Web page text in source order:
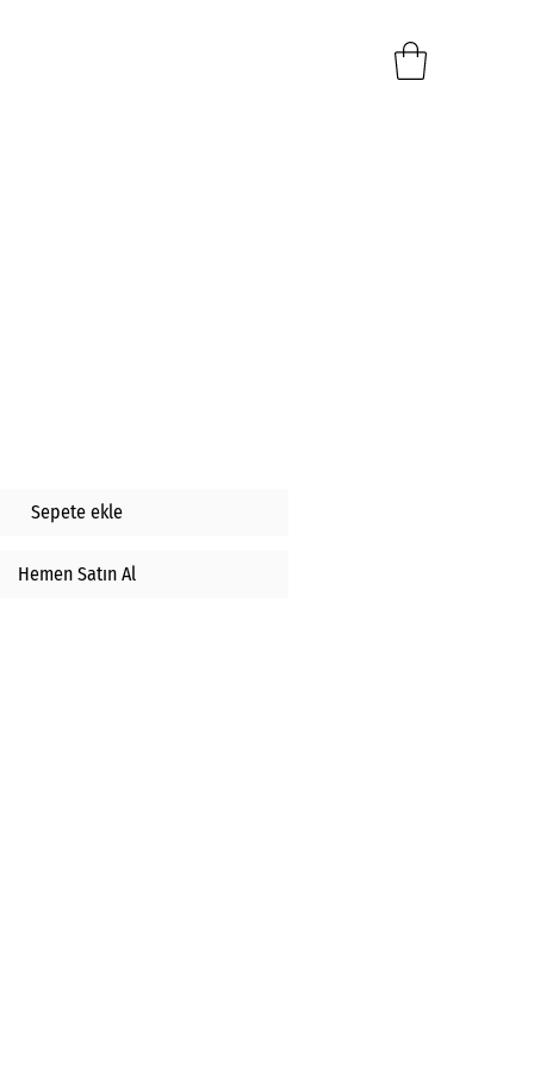
Sepete ekle
Hemen Satın Al